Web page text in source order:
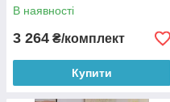
В наявності
3 264 ₴/комплект
Купити